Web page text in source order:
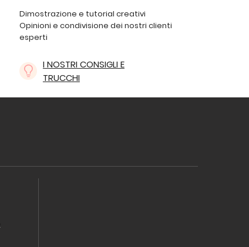
Dimostrazione e tutorial creativi
Opinioni e condivisione dei nostri clienti
esperti
I NOSTRI CONSIGLI E
TRUCCHI